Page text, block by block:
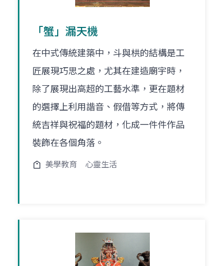
「蟹」漏天機
在中式傳統建築中，斗與栱的結構是工
匠展現巧思之處，尤其在建造廟宇時，
除了展現出高超的工藝水準，更在題材
的選擇上利用諧音、假借等方式，將傳
統吉祥與祝福的題材，化成一件件作品
裝飾在各個角落。
美學教育 心靈生活